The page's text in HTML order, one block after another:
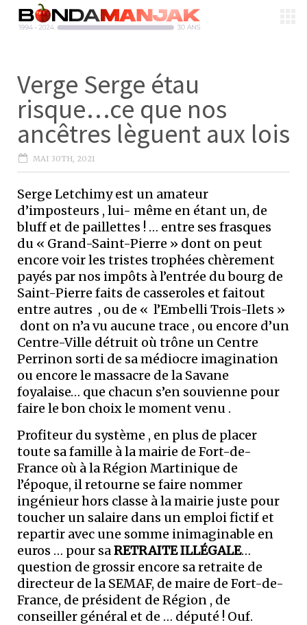
Verge Serge étau
risque…ce que nos
ancêtres lèguent aux lois
MAI 30TH, 2021
Serge Letchimy est un amateur
d’imposteurs , lui- même en étant un, de
bluff et de paillettes ! … entre ses frasques
du « Grand-Saint-Pierre » dont on peut
encore voir les tristes trophées chèrement
payés par nos impôts à l’entrée du bourg de
Saint-Pierre faits de casseroles et faitout
entre autres , ou de « l’Embelli Trois-Ilets »
dont on n’a vu aucune trace , ou encore d’un
Centre-Ville détruit où trône un Centre
Perrinon sorti de sa médiocre imagination
ou encore le massacre de la Savane
foyalaise… que chacun s’en souvienne pour
faire le bon choix le moment venu .
Profiteur du système , en plus de placer
toute sa famille à la mairie de Fort-de-
France où à la Région Martinique de
l’époque, il retourne se faire nommer
ingénieur hors classe à la mairie juste pour
toucher un salaire dans un emploi fictif et
repartir avec une somme inimaginable en
euros … pour saRETRAITE ILLÉGALE…
question de grossir encore sa retraite de
directeur de la SEMAF, de maire de Fort-de-
France, de président de Région , de
conseiller général et de … député ! Ouf.